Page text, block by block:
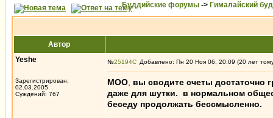
Буддийские форумы -> Гималайский
Автор
Yeshe
Зарегистрирован:
02.03.2005
Суждений: 767
№25194 Добавлено: Пн 20 Ноя 06, 20:09 (20 лет
MOO вы сводите счеты достаточно
даже для шутки. в нормальном
беседу продолжать бессмысленно.